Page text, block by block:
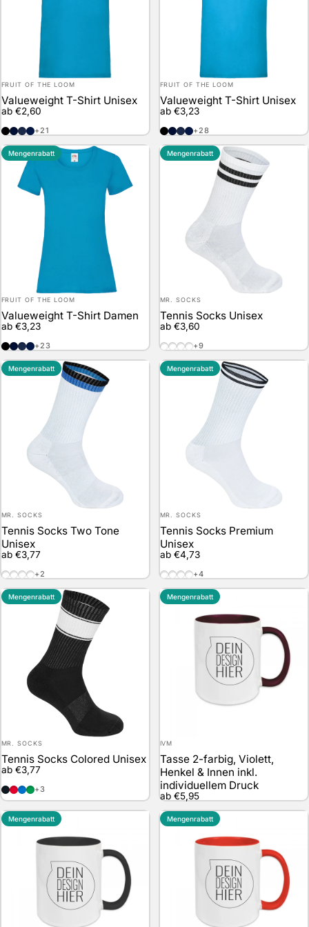
Anbieter:
FRUIT OF THE LOOM
Valueweight T-Shirt Unisex
ab €2,60
Black
Deep Navy
Navy
Vintage Heather Navy
+21
Anbieter:
FRUIT OF THE LOOM
Valueweight T-Shirt Unisex
ab €3,23
Black
Deep Navy
Navy
Vintage Heather Navy
+28
Mengenrabatt
Anbieter:
FRUIT OF THE LOOM
Valueweight T-Shirt Damen
ab €3,23
Black
Deep Navy
Navy
Vintage Heather Navy
+23
Mengenrabatt
Anbieter:
MR. SOCKS
Tennis Socks Unisex
ab €3,60
White / White
White / Black
White / Red
White / Blue
+9
Mengenrabatt
Anbieter:
MR. SOCKS
Tennis Socks Two Tone
Unisex
ab €3,77
White / Black / Red
White / Black / Blue
White / Black / Green
White / Black / Yellow
+2
Mengenrabatt
Anbieter:
MR. SOCKS
Tennis Socks Premium
Unisex
ab €4,73
White / White
White / Black
White / Navy
White / Red
+4
Mengenrabatt
Anbieter:
MR. SOCKS
Tennis Socks Colored Unisex
ab €3,77
Black / White
Red / White
Blue / White
Green / White
+3
Mengenrabatt
Anbieter:
IVM
Tasse 2-farbig, Violett,
Henkel & Innen inkl.
individuellem Druck
ab €5,95
Mengenrabatt Mengenrabatt